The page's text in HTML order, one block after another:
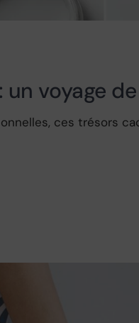
un voyage
ces trésors